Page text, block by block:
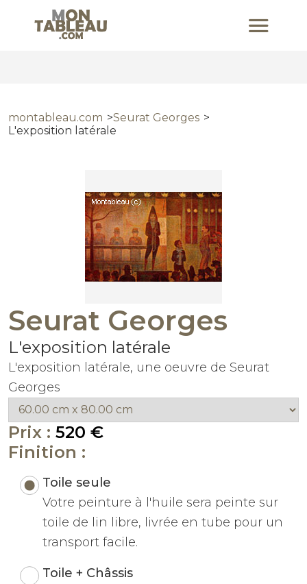
montableau.com
Seurat Georges
L'exposition latérale
Seurat Georges
L'exposition latérale
L'exposition latérale, une oeuvre de Seurat
Georges
Prix : 520 €
Finition :
Toile seule
Votre peinture à l'huile sera peinte sur
toile de lin libre, livrée en tube pour un
transport facile.
Toile + Châssis